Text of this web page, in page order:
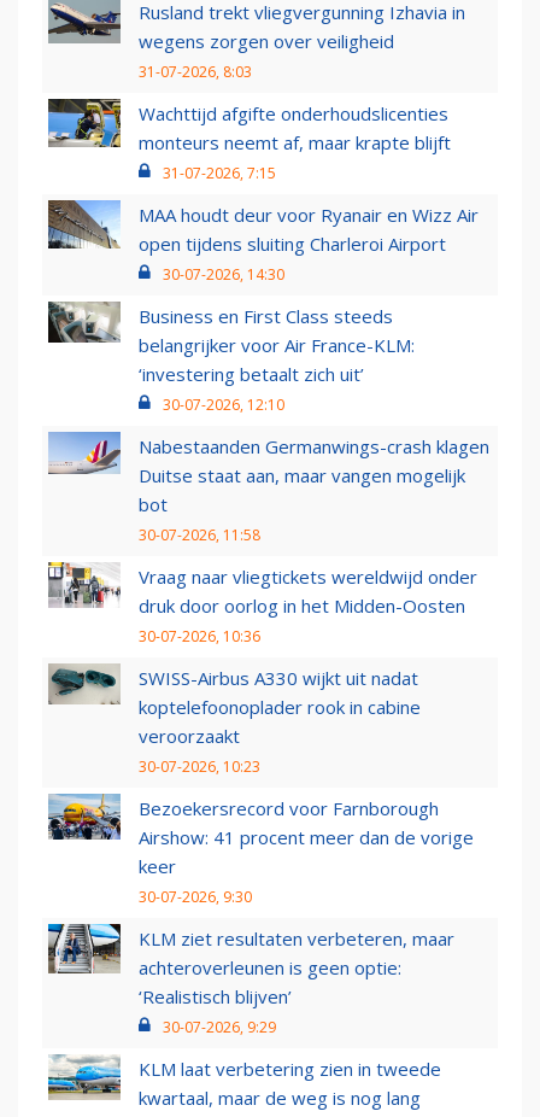
Rusland trekt vliegvergunning Izhavia in
wegens zorgen over veiligheid
31-07-2026, 8:03
Wachttijd afgifte onderhoudslicenties
monteurs neemt af, maar krapte blijft
31-07-2026, 7:15
MAA houdt deur voor Ryanair en Wizz Air
open tijdens sluiting Charleroi Airport
30-07-2026, 14:30
Business en First Class steeds
belangrijker voor Air France-KLM:
‘investering betaalt zich uit’
30-07-2026, 12:10
Nabestaanden Germanwings-crash klagen
Duitse staat aan, maar vangen mogelijk
bot
30-07-2026, 11:58
Vraag naar vliegtickets wereldwijd onder
druk door oorlog in het Midden-Oosten
30-07-2026, 10:36
SWISS-Airbus A330 wijkt uit nadat
koptelefoonoplader rook in cabine
veroorzaakt
30-07-2026, 10:23
Bezoekersrecord voor Farnborough
Airshow: 41 procent meer dan de vorige
keer
30-07-2026, 9:30
KLM ziet resultaten verbeteren, maar
achteroverleunen is geen optie:
‘Realistisch blijven’
30-07-2026, 9:29
KLM laat verbetering zien in tweede
kwartaal, maar de weg is nog lang